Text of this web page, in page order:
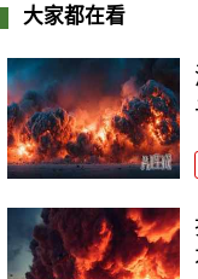
大家都在看